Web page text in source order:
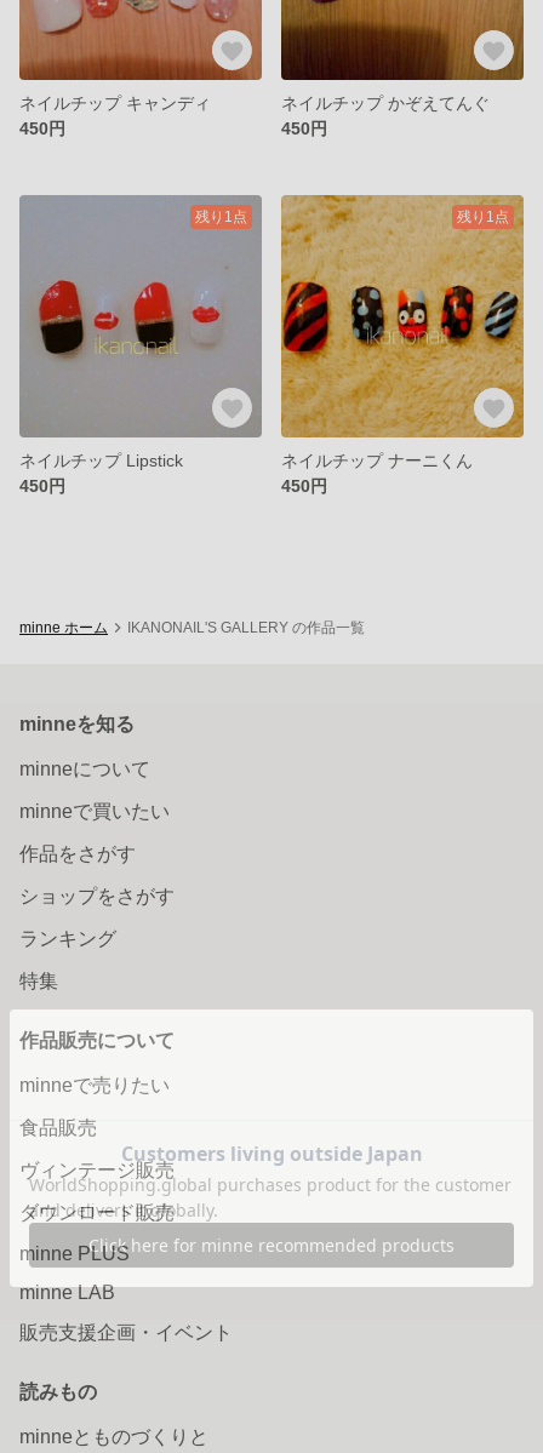
ネイルチップ キャンディ
450円
ネイルチップ かぞえてんぐ
450円
残り1点
ネイルチップ Lipstick
450円
残り1点
ネイルチップ ナーニくん
450円
minne ホーム IKANONAIL'S GALLERY の作品一覧
minneを知る
minneについて
minneで買いたい
作品をさがす
ショップをさがす
ランキング
特集
作品販売について
minneで売りたい
食品販売
ヴィンテージ販売
ダウンロード販売
minne PLUS
minne LAB
販売支援企画・イベント
読みもの
minneとものづくりと